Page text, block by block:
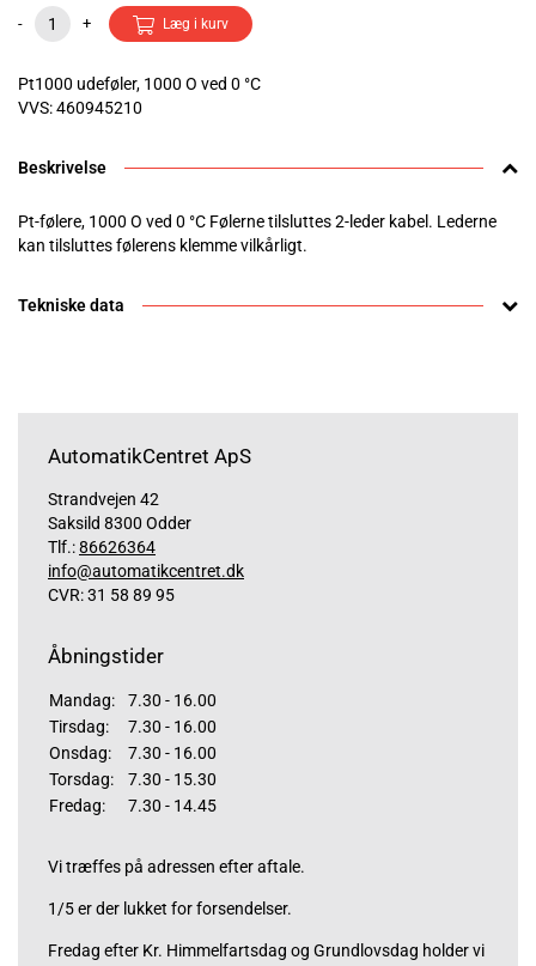
- + Læg i kurv
Pt1000 udeføler, 1000 O ved 0 °C
VVS: 460945210
Beskrivelse
Pt-følere, 1000 O ved 0 °C Følerne tilsluttes 2-leder kabel. Lederne
kan tilsluttes følerens klemme vilkårligt.
Tekniske data
AutomatikCentret ApS
Strandvejen 42
Saksild 8300 Odder
Tlf.:86626364
info@automatikcentret.dk
CVR: 31 58 89 95
Åbningstider
Mandag:
7.30 - 16.00
Tirsdag:
7.30 - 16.00
Onsdag:
7.30 - 16.00
Torsdag:
7.30 - 15.30
Fredag:
7.30 - 14.45
Vi træffes på adressen efter aftale.
1/5 er der lukket for forsendelser.
Fredag efter Kr. Himmelfartsdag og Grundlovsdag holder vi